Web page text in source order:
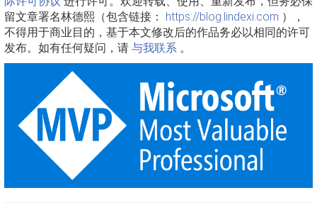
留文章署名林德熙（包含链接： https://blog.lindexi.com ），
不得用于商业目的，基于本文修改后的作品务必以相同的许可
发布。如有任何疑问，请 与我联系 。